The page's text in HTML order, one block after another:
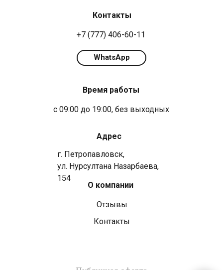
+7 (777) 406-60-11
с 09:00 до 19:00, без выходных
Отзывы
Контакты
г. Петропавловск,
ул. Нурсултана Назарбаева,
154
О компании
Адрес
Время работы
Контакты
WhatsApp